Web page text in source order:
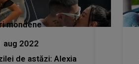
mondene
aug 2022
de astăzi: Alexia